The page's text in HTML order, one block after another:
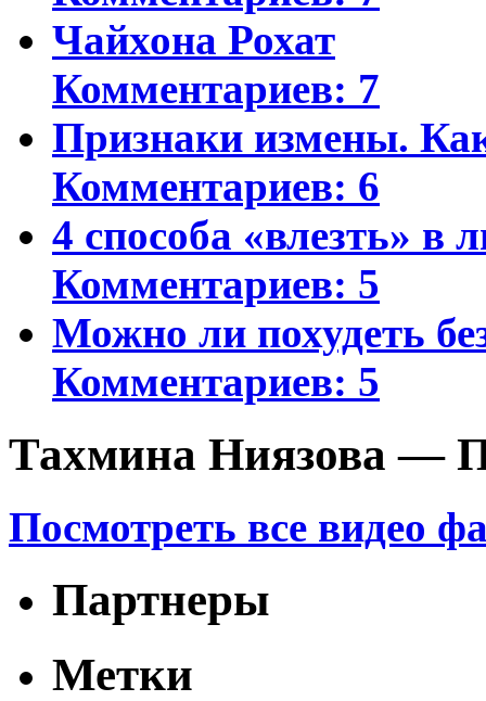
Чайхона Рохат
Комментариев: 7
Признаки измены.
Комментариев: 6
4 способа «влезть» в
Комментариев: 5
Можно ли похудеть
Комментариев: 5
Тахмина Ниязова —
Посмотреть все видео
Партнеры
Метки